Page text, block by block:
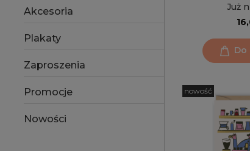
Akcesoria
Plakaty
Zaproszenia
Promocje
Nowości
Już
Do
nowość